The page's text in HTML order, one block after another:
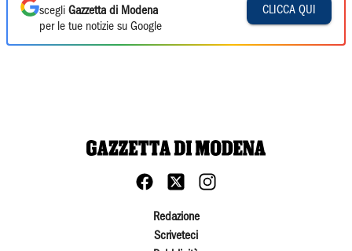
scegli Gazzetta di Modena
per le tue notizie su Google
CLICCA QUI
Redazione
Scriveteci